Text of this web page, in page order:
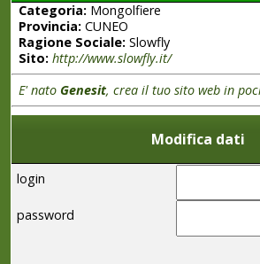
Categoria:Mongolfiere
Provincia:CUNEO
Ragione Sociale:Slowfly
Sito: http://www.slowfly.it/
E' nato Genesit, crea il tuo sito web in
Modifica dati
login
password